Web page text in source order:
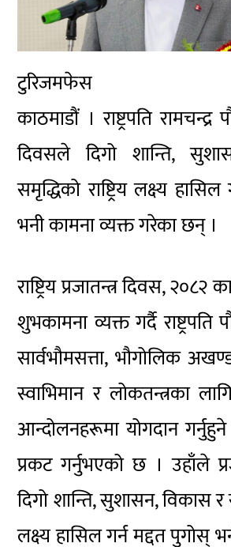
टुरिजमफेस
काठमाडौं। राष्ट्रपति रामचन्द्र
दिवसले दिगो शान्ति,
समृद्धिको राष्ट्रिय लक्ष्य
भनी कामना व्यक्त गरेका छन् ।
राष्ट्रिय प्रजातन्त्र दिवस,
शुभकामना व्यक्त गर्दै
सार्वभौमसत्ता, भौगोलिक
स्वाभिमान र लोकतन्त्रका
आन्दोलनहरूमा योगदान
प्रकट गर्नुभएको छ । उहाँले
दिगो शान्ति, सुशासन, विकास र
लक्ष्य हासिल गर्न मद्दत पुगोस्